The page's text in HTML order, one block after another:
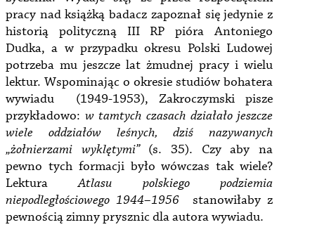
pracy nad książką badacz zapoznał się jedynie z
historią polityczną III RP pióra Antoniego
Dudka, a w przypadku okresu Polski Ludowej
potrzeba mu jeszcze lat żmudnej pracy i wielu
lektur. Wspominając o okresie studiów bohatera
wywiadu (1949-1953), Zakroczymski pisze
przykładowo: w tamtych czasach działało jeszcze
wiele oddziałów leśnych, dziś nazywanych
„żołnierzami wyklętymi” (s. 35). Czy aby na
pewno tych formacji było wówczas tak wiele?
LekturaAtlasu polskiego podziemia
niepodległościowego 1944–1956 stanowiłaby z
pewnością zimny prysznic dla autora wywiadu.